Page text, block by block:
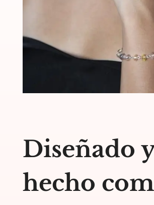
Diseñado
hecho